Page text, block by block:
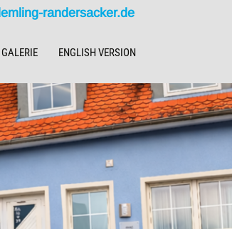
randersacker.de
GALERIE ENGLISH VERSION